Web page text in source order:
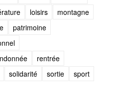
loisirs
montagne
patrimoine
rentrée
solidarité sortie
sport